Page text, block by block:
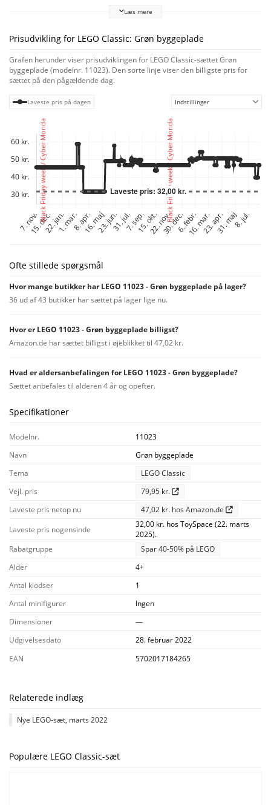
Inspirer LEGO byggere med et overvældende udvalg af byggemuligheder –
er i stand til at holde LEGO klodser fast i alle vinkler, selv på hovedet! Og
når byggeriet er forbi, giver den egenskab børn en sikker måde at
transportere og udstille deres kreationer på. Opbyg børns kreativitet
LEGO Classic sæt giver børn mulighed for selvudfoldelse og ubegrænset
leg mellem hænderne. Og når de bygger, skaber og bruger fantasien,
styrkes deres evner til fritænkning og problemløsning konstant.
Læs mere
Prisudvikling for LEGO Classic: Grøn byggeplade
Grafen herunder viser prisudviklingen for LEGO Classic-sættet Grøn
byggeplade (modelnr. 11023). Den sorte linje viser den billigste pris for
sættet på den pågældende dag.
Laveste pris på dagen Indstillinger
Ofte stillede spørgsmål
Hvor mange butikker har LEGO 11023 - Grøn byggeplade på lager?
36 ud af 43 butikker har sættet på lager lige nu.
Hvor er LEGO 11023 - Grøn byggeplade billigst?
Amazon.de har sættet billigst i øjeblikket til 47,02 kr.
Hvad er aldersanbefalingen for LEGO 11023 - Grøn byggeplade?
Sættet anbefales til alderen 4 år og opefter.
Specifikationer
Modelnr.
11023
Navn
Grøn byggeplade
Tema
LEGO Classic
Vejl. pris
79,95 kr.
Laveste pris netop nu
47,02 kr. hos Amazon.de
Laveste pris nogensinde
32,00 kr. hos ToySpace (22. marts
2025).
Rabatgruppe
Spar 40-50% på LEGO
Alder
4+
Antal klodser
1
Antal minifigurer
Ingen
Dimensioner
—
Udgivelsesdato
28. februar 2022
EAN
5702017184265
Relaterede indlæg
Nye LEGO-sæt, marts 2022
Populære LEGO Classic-sæt